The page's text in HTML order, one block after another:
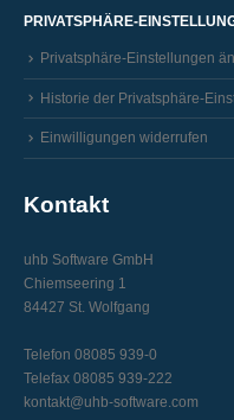
PRIVATSPHÄRE-
Privatsphäre-Einstellungen
Historie der Privatsphäre-
Einwilligungen widerrufen
Kontakt
uhb Software GmbH
Chiemseering 1
84427 St. Wolfgang
Telefon 08085 939-0
Telefax 08085 939-222
kontakt@uhb-software.com